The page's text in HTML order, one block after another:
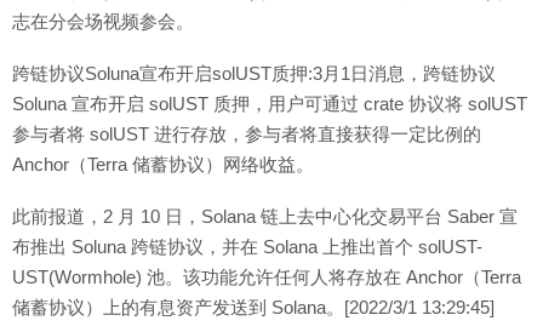
志在分会场视频参会。
跨链协议Soluna宣布开启solUST质押:3月1日消息，跨链协议
Soluna 宣布开启 solUST 质押，用户可通过 crate 协议将 solUST
参与者将 solUST 进行存放，参与者将直接获得一定比例的
Anchor（Terra 储蓄协议）网络收益。
此前报道，2 月 10 日，Solana 链上去中心化交易平台 Saber 宣
布推出 Soluna 跨链协议，并在 Solana 上推出首个 solUST-
UST(Wormhole) 池。该功能允许任何人将存放在 Anchor（Terra
储蓄协议）上的有息资产发送到 Solana。[2022/3/1 13:29:45]